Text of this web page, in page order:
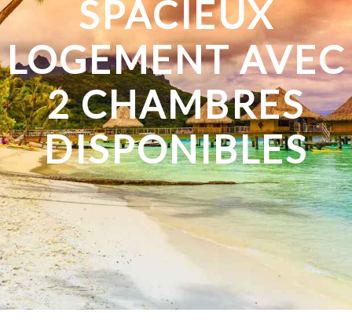
SPACIEUX
LOGEMENT AVEC
2 CHAMBRES
DISPONIBLES